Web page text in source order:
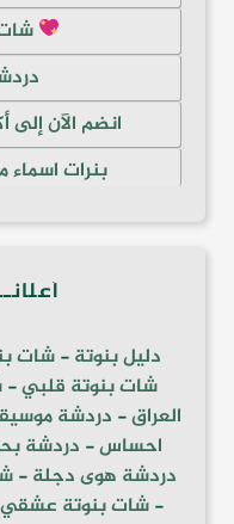
انضم الآن إلى
بنرات اسماء
دليل بنوتة-شات
شات بنوتة قلبي-
العراق- دردشة
احساس- دردشة
دردشة هوى دجلة-
-شات بنوتة عشقي